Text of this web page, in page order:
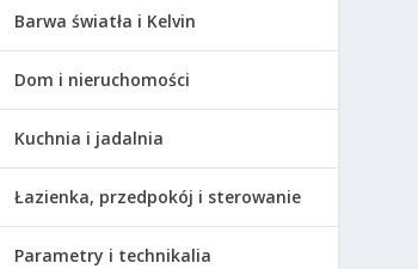
Barwa światła i Kelvin
Dom i nieruchomości
Kuchnia i jadalnia
Łazienka, przedpokój i sterowanie
Parametry i technikalia